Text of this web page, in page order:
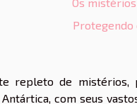
Protegendo
repleto de mistérios,
Antártica, com seus